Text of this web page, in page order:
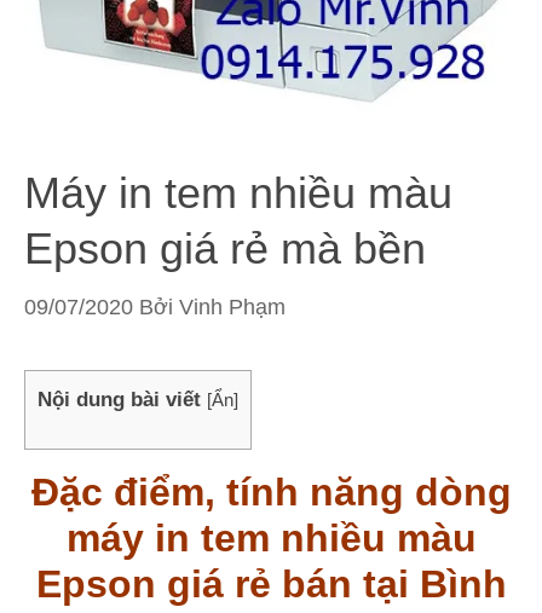
Máy in tem nhiều màu
Epson giá rẻ mà bền
09/07/2020 Bởi Vinh Phạm
Nội dung bài viết [Ẩn]
Đặc điểm, tính năng dòng
máy in tem nhiều màu
Epson giá rẻ bán tại Bình